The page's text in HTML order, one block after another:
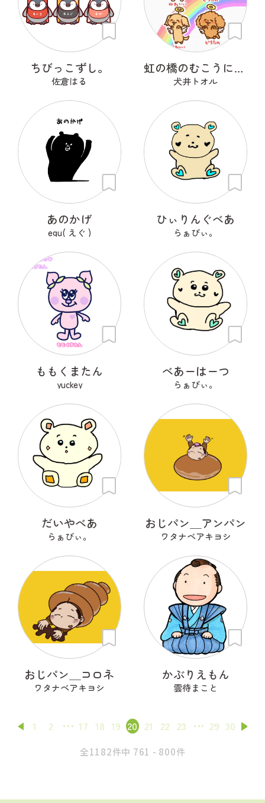
ちびっこずし。
佐倉はる
虹の橋のむこうにいるうちのこ
犬井トオル
あのかげ
egu( えぐ )
ひぃりんぐべあ
らぁびぃ。
ももくまたん
yuckey
べあーはーつ
らぁびぃ。
だいやべあ
らぁびぃ。
おじパン＿アンパン
ワタナベアキヨシ
おじパン＿コロネ
ワタナベアキヨシ
かぶりえもん
雲待まこと
1 2 17 18 19 20 21 22 23 29 30
全1182件中 761 - 800件